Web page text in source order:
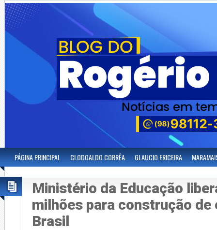
PÁGINA PRINCIPAL CLODOALDO CORRÊA GLAUCIO ERICEIRA
Ministério da Educação
milhões para construção de
Brasil